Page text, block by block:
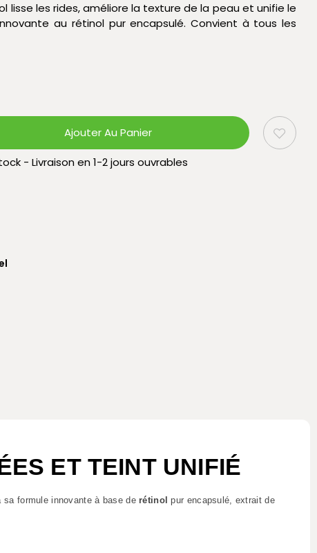
lisse les rides, améliore la texture de la peau et unifie le
au rétinol pur encapsulé. Convient à tous les
Ajouter Au Panier
- Livraison en 1-2 jours ouvrables
ET TEINT UNIFIÉ
sa formule innovante à base de rétinol pur encapsulé, extrait de